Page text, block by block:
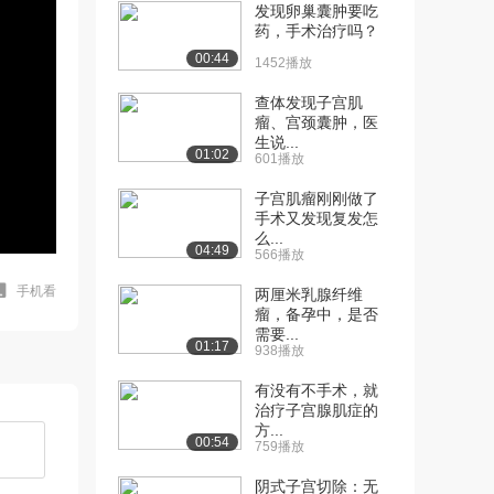
手机看
00:44
发现卵巢囊肿要吃
药，手术治疗吗？
1452播放
01:02
查体发现子宫肌
瘤、宫颈囊肿，医
生说...
601播放
04:49
子宫肌瘤刚刚做了
手术又发现复发怎
么...
566播放
01:17
两厘米乳腺纤维
瘤，备孕中，是否
需要...
938播放
00:54
有没有不手术，就
治疗子宫腺肌症的
方...
759播放
阴式子宫切除：无